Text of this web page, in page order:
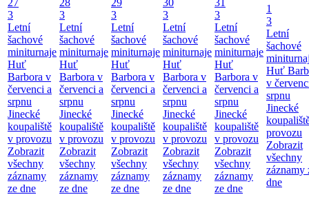
27
3
Letní
šachové
miniturnaje
Huť
Barbora v
červenci a
srpnu
Jinecké
koupaliště
v provozu
Zobrazit
všechny
záznamy
ze dne
28
3
Letní
šachové
miniturnaje
Huť
Barbora v
červenci a
srpnu
Jinecké
koupaliště
v provozu
Zobrazit
všechny
záznamy
ze dne
29
3
Letní
šachové
miniturnaje
Huť
Barbora v
červenci a
srpnu
Jinecké
koupaliště
v provozu
Zobrazit
všechny
záznamy
ze dne
30
3
Letní
šachové
miniturnaje
Huť
Barbora v
červenci a
srpnu
Jinecké
koupaliště
v provozu
Zobrazit
všechny
záznamy
ze dne
31
3
Letní
šachové
miniturnaje
Huť
Barbora v
červenci a
srpnu
Jinecké
koupaliště
v provozu
Zobrazit
všechny
záznamy
ze dne
1
3
Letní
šachové
Huť
v
srpnu
Jinecké
provozu
Zobrazit
všechny
záznamy
dne